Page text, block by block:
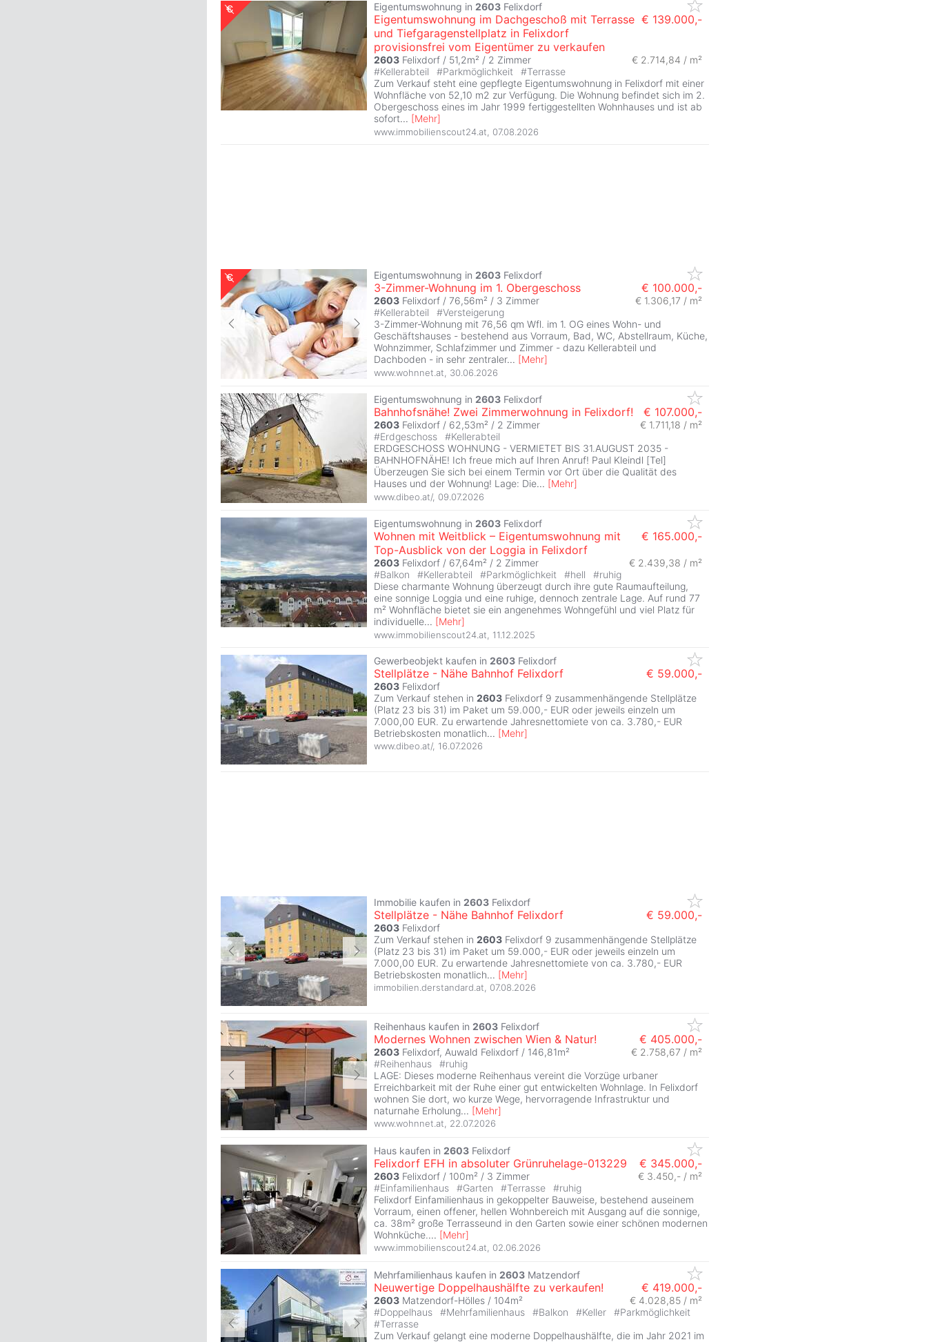
Eigentumswohnung in 2603 Felixdorf
Eigentumswohnung im Dachgeschoß mit Terrasse
und Tiefgaragenstellplatz in Felixdorf
provisionsfrei vom Eigentümer zu verkaufen
€ 139.000,-
2603 Felixdorf / 51,2m² / 2 Zimmer
€ 2.714,84 / m²
#Kellerabteil #Parkmöglichkeit #Terrasse
Zum Verkauf steht eine gepflegte Eigentumswohnung in Felixdorf mit einer
Wohnfläche von 52,10 m2 zur Verfügung. Die Wohnung befindet sich im 2.
Obergeschoss eines im Jahr 1999 fertiggestellten Wohnhauses und ist ab
sofort... [Mehr]
www.immobilienscout24.at 07.08.2026
Eigentumswohnung in 2603 Felixdorf
3-Zimmer-Wohnung im 1. Obergeschoss € 100.000,-
2603 Felixdorf / 76,56m² / 3 Zimmer € 1.306,17 / m²
#Kellerabteil #Versteigerung
3-Zimmer-Wohnung mit 76,56 qm Wfl. im 1. OG eines Wohn- und
Geschäftshauses - bestehend aus Vorraum, Bad, WC, Abstellraum, Küche,
Wohnzimmer, Schlafzimmer und Zimmer - dazu Kellerabteil und
Dachboden - in sehr zentraler... [Mehr]
www.wohnnet.at 30.06.2026
Eigentumswohnung in 2603 Felixdorf
Bahnhofsnähe! Zwei Zimmerwohnung in Felixdorf! € 107.000,-
2603 Felixdorf / 62,53m² / 2 Zimmer
€ 1.711,18 / m²
#Erdgeschoss #Kellerabteil
ERDGESCHOSS WOHNUNG - VERMIETET BIS 31.AUGUST 2035 -
BAHNHOFNÄHE! Ich freue mich auf Ihren Anruf! Paul Kleindl [Tel]
Überzeugen Sie sich bei einem Termin vor Ort über die Qualität des
Hauses und der Wohnung! Lage: Die... [Mehr]
www.dibeo.at/, 09.07.2026
Eigentumswohnung in 2603 Felixdorf
Wohnen mit Weitblick – Eigentumswohnung mit
Top-Ausblick von der Loggia in Felixdorf
€ 165.000,-
2603 Felixdorf / 67,64m² / 2 Zimmer
€ 2.439,38 / m²
#Balkon #Kellerabteil #Parkmöglichkeit #hell #ruhig
Diese charmante Wohnung überzeugt durch ihre gute Raumaufteilung,
eine sonnige Loggia und eine ruhige, dennoch zentrale Lage. Auf rund 77
m² Wohnfläche bietet sie ein angenehmes Wohngefühl und viel Platz für
individuelle... [Mehr]
www.immobilienscout24.at 11.12.2025
Gewerbeobjekt kaufen in 2603 Felixdorf
Stellplätze - Nähe Bahnhof Felixdorf € 59.000,-
2603 Felixdorf
Zum Verkauf stehen in 2603 Felixdorf 9 zusammenhängende Stellplätze
(Platz 23 bis 31) im Paket um 59.000,- EUR oder jeweils einzeln um
7.000,00 EUR. Zu erwartende Jahresnettomiete von ca. 3.780,- EUR
Betriebskosten monatlich... [Mehr]
www.dibeo.at/, 16.07.2026
Immobilie kaufen in 2603 Felixdorf
Stellplätze - Nähe Bahnhof Felixdorf € 59.000,-
2603 Felixdorf
Zum Verkauf stehen in 2603 Felixdorf 9 zusammenhängende Stellplätze
(Platz 23 bis 31) im Paket um 59.000,- EUR oder jeweils einzeln um
7.000,00 EUR. Zu erwartende Jahresnettomiete von ca. 3.780,- EUR
Betriebskosten monatlich... [Mehr]
immobilien.derstandard.at 07.08.2026
Reihenhaus kaufen in 2603 Felixdorf
Modernes Wohnen zwischen Wien & Natur! € 405.000,-
2603 Felixdorf, Auwald Felixdorf / 146,81m² € 2.758,67 / m²
#Reihenhaus #ruhig
LAGE: Dieses moderne Reihenhaus vereint die Vorzüge urbaner
Erreichbarkeit mit der Ruhe einer gut entwickelten Wohnlage. In Felixdorf
wohnen Sie dort, wo kurze Wege, hervorragende Infrastruktur und
naturnahe Erholung... [Mehr]
www.wohnnet.at 22.07.2026
Haus kaufen in 2603 Felixdorf
Felixdorf EFH in absoluter Grünruhelage-013229 € 345.000,-
2603 Felixdorf / 100m² / 3 Zimmer
€ 3.450,- / m²
#Einfamilienhaus #Garten #Terrasse #ruhig
Felixdorf Einfamilienhaus in gekoppelter Bauweise, bestehend auseinem
Vorraum, einen offener, hellen Wohnbereich mit Ausgang auf die sonnige,
ca. 38m² große Terrasseund in den Garten sowie einer schönen modernen
Wohnküche.... [Mehr]
www.immobilienscout24.at 02.06.2026
Mehrfamilienhaus kaufen in 2603 Matzendorf
Neuwertige Doppelhaushälfte zu verkaufen! € 419.000,-
2603 Matzendorf-Hölles / 104m² € 4.028,85 / m²
#Doppelhaus #Mehrfamilienhaus #Balkon #Keller #Parkmöglichkeit
#Terrasse
Zum Verkauf gelangt eine moderne Doppelhaushälfte, die im Jahr 2021 im